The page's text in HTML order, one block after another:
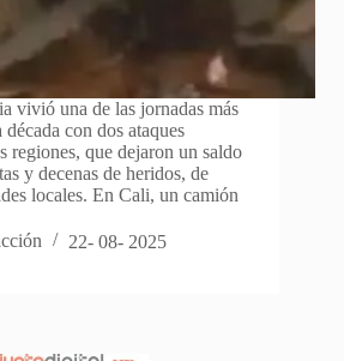
vivió una de las jornadas más
con dos ataques
regiones, que dejaron un saldo
y decenas de heridos, de
locales. En Cali, un camión
22- 08- 2025